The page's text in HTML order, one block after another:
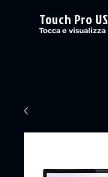
Touch Pro US
Tocca e visualizza